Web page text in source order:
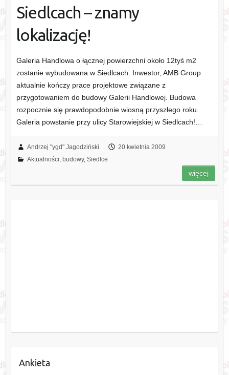
Siedlcach – znamy
lokalizację!
Galeria Handlowa o łącznej powierzchni około 12tyś m2
zostanie wybudowana w Siedlcach. Inwestor, AMB Group
aktualnie kończy prace projektowe związane z
przygotowaniem do budowy Galerii Handlowej. Budowa
rozpocznie się prawdopodobnie wiosną przyszłego roku.
Galeria powstanie przy ulicy Starowiejskiej w Siedlcach!…
Andrzej "ygd" Jagodziński
20 kwietnia 2009
Aktualności, budowy, Siedlce
więcej
Ankieta